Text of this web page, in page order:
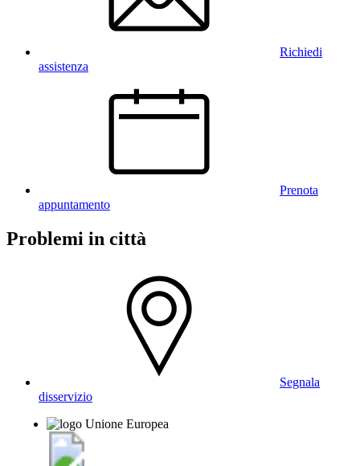
Richiedi
assistenza
Prenota
appuntamento
Problemi in città
Segnala
disservizio